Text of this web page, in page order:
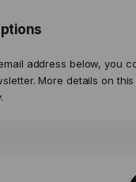
address below, you
More details on